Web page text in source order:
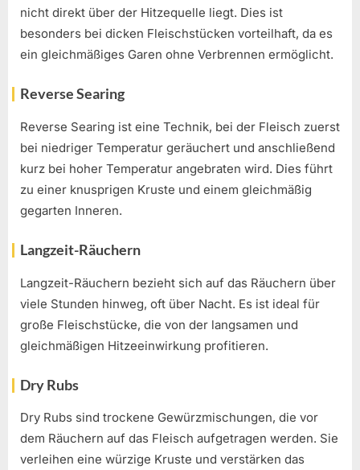
nicht direkt über der Hitzequelle liegt. Dies ist
besonders bei dicken Fleischstücken vorteilhaft, da es
ein gleichmäßiges Garen ohne Verbrennen ermöglicht.
Reverse Searing
Reverse Searing ist eine Technik, bei der Fleisch zuerst
bei niedriger Temperatur geräuchert und anschließend
kurz bei hoher Temperatur angebraten wird. Dies führt
zu einer knusprigen Kruste und einem gleichmäßig
gegarten Inneren.
Langzeit-Räuchern
Langzeit-Räuchern bezieht sich auf das Räuchern über
viele Stunden hinweg, oft über Nacht. Es ist ideal für
große Fleischstücke, die von der langsamen und
gleichmäßigen Hitzeeinwirkung profitieren.
Dry Rubs
Dry Rubs sind trockene Gewürzmischungen, die vor
dem Räuchern auf das Fleisch aufgetragen werden. Sie
verleihen eine würzige Kruste und verstärken das